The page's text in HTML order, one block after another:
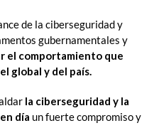
de la ciberseguridad y
gubernamentales y
el comportamiento que
global y del país.
la ciberseguridad y la
día un fuerte compromiso y